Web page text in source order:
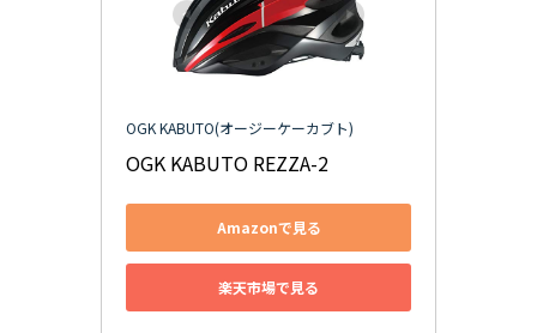
OGK KABUTO(オージーケーカブト)
OGK KABUTO REZZA-2
Amazonで見る
楽天市場で見る